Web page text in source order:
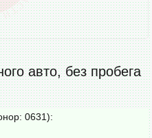
авто, без пробега
0631):